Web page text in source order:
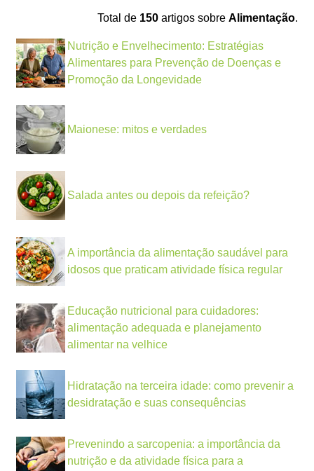
Total de 150artigos sobre Alimentação.
Nutrição e Envelhecimento: Estratégias
Alimentares para Prevenção de Doenças e
Promoção da Longevidade
Maionese: mitos e verdades
Salada antes ou depois da refeição?
A importância da alimentação saudável para
idosos que praticam atividade física regular
Educação nutricional para cuidadores:
alimentação adequada e planejamento
alimentar na velhice
Hidratação na terceira idade: como prevenir a
desidratação e suas consequências
Prevenindo a sarcopenia: a importância da
nutrição e da atividade física para a